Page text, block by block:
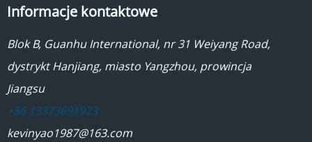
Informacje kontaktowe
Blok B, Guanhu International, nr 31 Weiyang Road,
dystrykt Hanjiang, miasto Yangzhou, prowincja
Jiangsu
+86 13373691923
kevinyao1987@163.com